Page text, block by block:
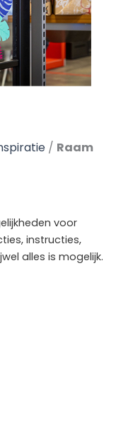
/ Raam
voor
instructies,
alles is mogelijk.